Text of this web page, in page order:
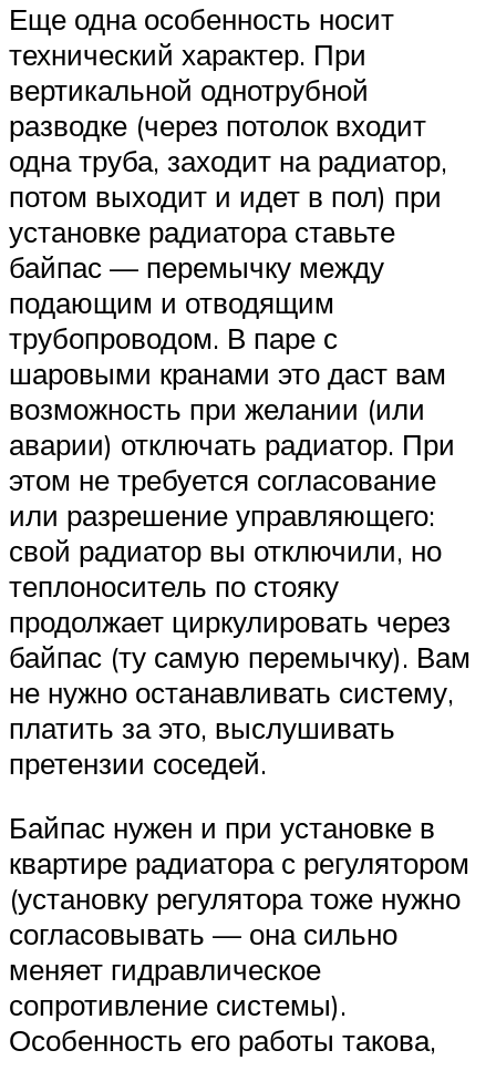
Еще одна особенность носит
технический характер. При
вертикальной однотрубной
разводке (через потолок входит
одна труба, заходит на радиатор,
потом выходит и идет в пол) при
установке радиатора ставьте
байпас — перемычку между
подающим и отводящим
трубопроводом. В паре с
шаровыми кранами это даст вам
возможность при желании (или
аварии) отключать радиатор. При
этом не требуется согласование
или разрешение управляющего:
свой радиатор вы отключили, но
теплоноситель по стояку
продолжает циркулировать через
байпас (ту самую перемычку). Вам
не нужно останавливать систему,
платить за это, выслушивать
претензии соседей.
Байпас нужен и при установке в
квартире радиатора с регулятором
(установку регулятора тоже нужно
согласовывать — она сильно
меняет гидравлическое
сопротивление системы).
Особенность его работы такова,